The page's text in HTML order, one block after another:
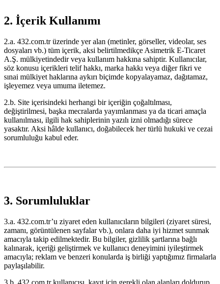
2. İçerik Kullanımı
2.a. 432.com.tr üzerinde yer alan (metinler, görseller, videolar, ses
dosyaları vb.) tüm içerik, aksi belirtilmedikçe Asimetrik E-Ticaret
A.Ş. mülkiyetindedir veya kullanım hakkına sahiptir. Kullanıcılar,
söz konusu içerikleri telif hakkı, marka hakkı veya diğer fikri ve
sınai mülkiyet haklarına aykırı biçimde kopyalayamaz, dağıtamaz,
işleyemez veya umuma iletemez.
2.b. Site içerisindeki herhangi bir içeriğin çoğaltılması,
değiştirilmesi, başka mecralarda yayımlanması ya da ticari amaçla
kullanılması, ilgili hak sahiplerinin yazılı izni olmadığı sürece
yasaktır. Aksi hâlde kullanıcı, doğabilecek her türlü hukuki ve cezai
sorumluluğu kabul eder.
3. Sorumluluklar
3.a. 432.com.tr’u ziyaret eden kullanıcıların bilgileri (ziyaret süresi,
zamanı, görüntülenen sayfalar vb.), onlara daha iyi hizmet sunmak
amacıyla takip edilmektedir. Bu bilgiler, gizlilik şartlarına bağlı
kalınarak, içeriği geliştirmek ve kullanıcı deneyimini iyileştirmek
amacıyla; reklam ve benzeri konularda iş birliği yaptığımız firmalarla
paylaşılabilir.
3.b. 432.com.tr kullanıcısı, kayıt için gerekli olan alanları doldurup